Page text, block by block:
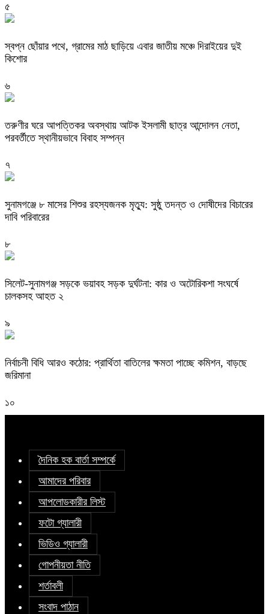
৫
স্বপ্ন ছোঁয়ার পথে, গ্রামের মাঠ ছাড়িয়ে এবার জাতীয় মঞ্চে দিরাইয়ের দুই
কিশোর
৬
তরুণীর ঘরে আপত্তিকর অবস্থায় আটক ইসলামী ছাত্র আন্দোলন নেতা,
পরবর্তীতে স্থানীয়ভাবে বিবাহ সম্পন্ন
৭
সুনামগঞ্জে ৮ মাসের শিশুর রহস্যজনক মৃত্যু: সুষ্ঠু তদন্ত ও দোষীদের বিচারের
দাবি পরিবারের
৮
সিলেট-সুনামগঞ্জ সড়কে ভয়াবহ সড়ক দুর্ঘটনা: কার ও অটোরিকশা সংঘর্ষে
চালকসহ আহত ২
৯
নির্বাচনী বিধি আরও কঠোর: প্রার্থিতা বাতিলের ক্ষমতা পাচ্ছে কমিশন, বাড়ছে
জরিমানা
১০
দৈনিক হক বার্তা সম্পর্কে
আমাদের পরিবার
আপলোডকারীর লিস্ট
ফটো গ্যালারী
ভিডিও গ্যালারী
গোপনীয়তা নীতি
শর্তাবলী
সংবাদ পাঠান